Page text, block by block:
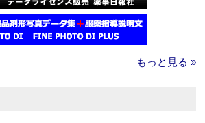
もっと見る »